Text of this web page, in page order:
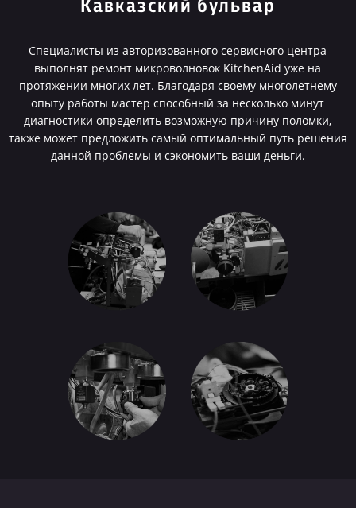
Кавказский бульвар
Специалисты из авторизованного сервисного центра
выполнят ремонт микроволновок KitchenAid уже на
протяжении многих лет. Благодаря своему многолетнему
опыту работы мастер способный за несколько минут
диагностики определить возможную причину поломки,
также может предложить самый оптимальный путь решения
данной проблемы и сэкономить ваши деньги.